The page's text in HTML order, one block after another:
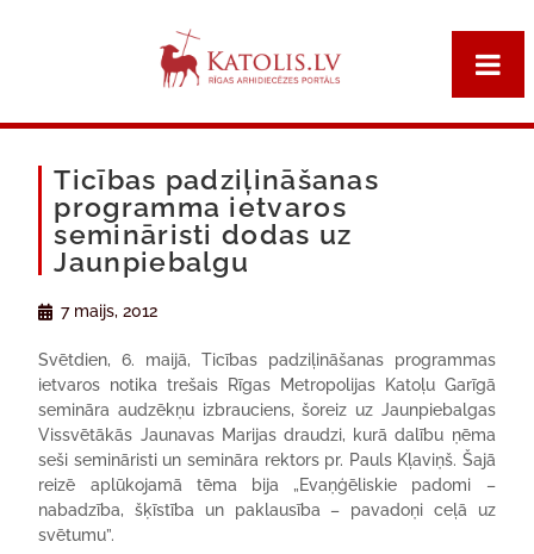
Ticības padziļināšanas
programma ietvaros
semināristi dodas uz
Jaunpiebalgu
7 maijs, 2012
Svētdien, 6. maijā, Ticības padziļināšanas programmas
ietvaros notika trešais Rīgas Metropolijas Katoļu Garīgā
semināra audzēkņu izbrauciens, šoreiz uz Jaunpiebalgas
Vissvētākās Jaunavas Marijas draudzi, kurā dalību ņēma
seši semināristi un semināra rektors pr. Pauls Kļaviņš. Šajā
reizē aplūkojamā tēma bija „Evaņģēliskie padomi –
nabadzība, šķīstība un paklausība – pavadoņi ceļā uz
svētumu”.